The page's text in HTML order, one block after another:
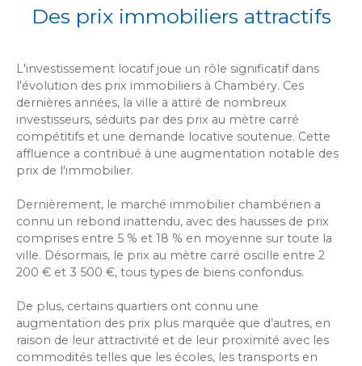
Des prix immobiliers attractifs
L'investissement locatif joue un rôle significatif dans
l'évolution des prix immobiliers à Chambéry. Ces
dernières années, la ville a attiré de nombreux
investisseurs, séduits par des prix au mètre carré
compétitifs et une demande locative soutenue. Cette
affluence a contribué à une augmentation notable des
prix de l'immobilier.
Dernièrement, le marché immobilier chambérien a
connu un rebond inattendu, avec des hausses de prix
comprises entre 5 % et 18 % en moyenne sur toute la
ville. Désormais, le prix au mètre carré oscille entre 2
200 € et 3 500 €, tous types de biens confondus.
De plus, certains quartiers ont connu une
augmentation des prix plus marquée que d’autres, en
raison de leur attractivité et de leur proximité avec les
commodités telles que les écoles, les transports en